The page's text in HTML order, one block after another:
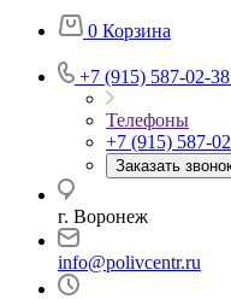
0 Корзина
+7 (915) 587-02-38
Телефоны
+7 (915) 587-
Заказать
г. Воронеж
info@polivcentr.ru